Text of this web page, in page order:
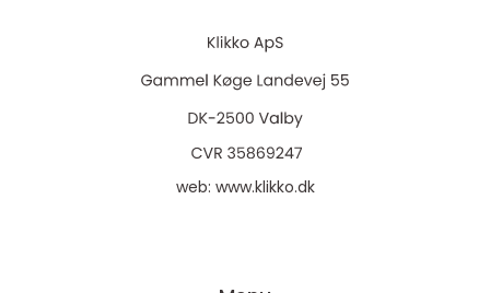
web: www.klikko.dk